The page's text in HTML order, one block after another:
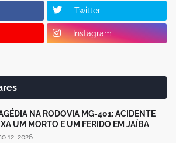
Twitter
Instagram
NA RODOVIA MG-401: ACIDENTE
UM MORTO E UM FERIDO EM JAÍBA
12, 2026